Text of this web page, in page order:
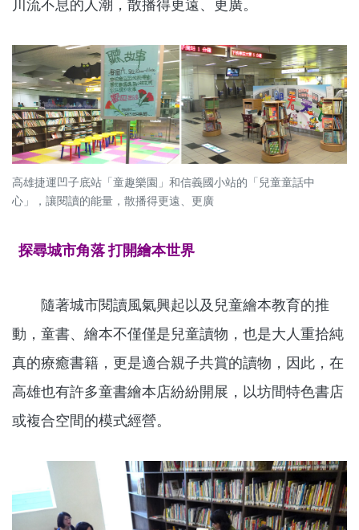
川流不息的人潮，散播得更遠、更廣。
高雄捷運凹子底站「童趣樂園」和信義國小站的「兒童童話中
心」，讓閱讀的能量，散播得更遠、更廣
探尋城市角落 打開繪本世界
隨著城市閱讀風氣興起以及兒童繪本教育的推
動，童書、繪本不僅僅是兒童讀物，也是大人重拾純
真的療癒書籍，更是適合親子共賞的讀物，因此，在
高雄也有許多童書繪本店紛紛開展，以坊間特色書店
或複合空間的模式經營。